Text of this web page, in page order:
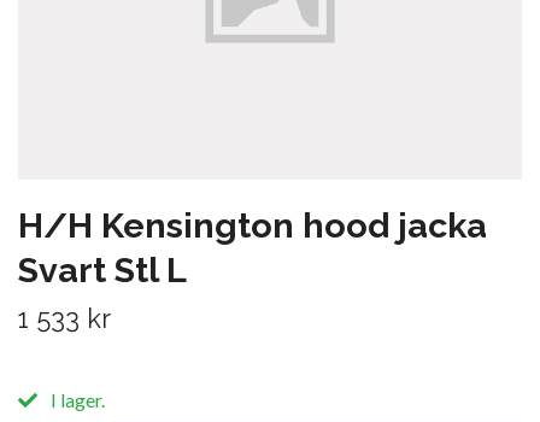
H/H Kensington hood jacka
Svart Stl L
1 533 kr
I lager.